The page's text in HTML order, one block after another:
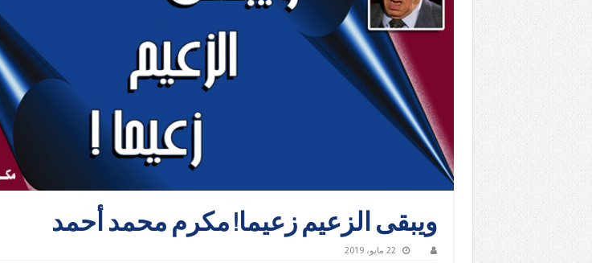
ويبقى الزعيم زعيما! مكرم محمد أحمد
22 مايو، 2019